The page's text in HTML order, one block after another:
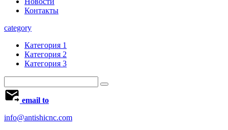
Контакты
category
Категория 1
Категория 2
Категория 3
email to
info@antishicnc.com